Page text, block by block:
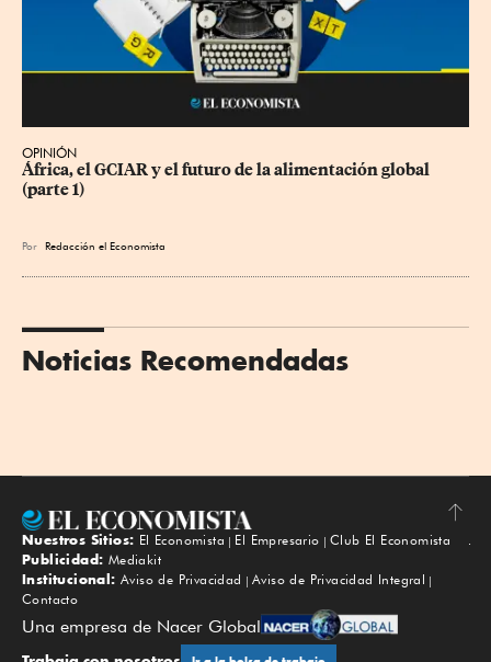
OPINIÓN
África, el GCIAR y el futuro de la alimentación global
(parte 1)
Por Redacción el Economista
Noticias Recomendadas
Subir
Nuestros Sitios: El Economista El Empresario
Club El Economista
Publicidad: Mediakit
Institucional: Aviso de Privacidad
Aviso de Privacidad Integral
Contacto
Una empresa de Nacer Global